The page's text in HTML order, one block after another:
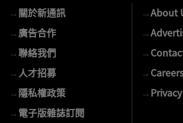
E-
mail
→關於新通訊
→廣告合作
→聯絡我們
→ 人才招募
→隱私權政策
→電子版雜誌訂閱
→About
→
→
→Careers
→